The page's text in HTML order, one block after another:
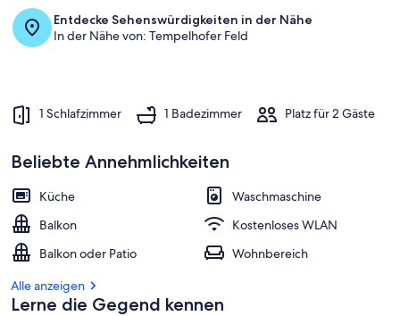
Entdecke Sehenswürdigkeiten in der Nähe
In der Nähe von: Tempelhofer Feld
1 Schlafzimmer 1 Badezimmer Platz für 2 Gäste
Beliebte Annehmlichkeiten
Küche
Waschmaschine
Balkon
Kostenloses WLAN
Balkon oder Patio
Wohnbereich
Alle anzeigen
Lerne die Gegend kennen